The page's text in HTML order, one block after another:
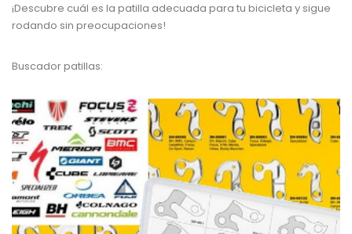
¡Descubre cuál es la patilla adecuada para tu bicicleta y sigue
rodando sin preocupaciones!
Buscador patillas: